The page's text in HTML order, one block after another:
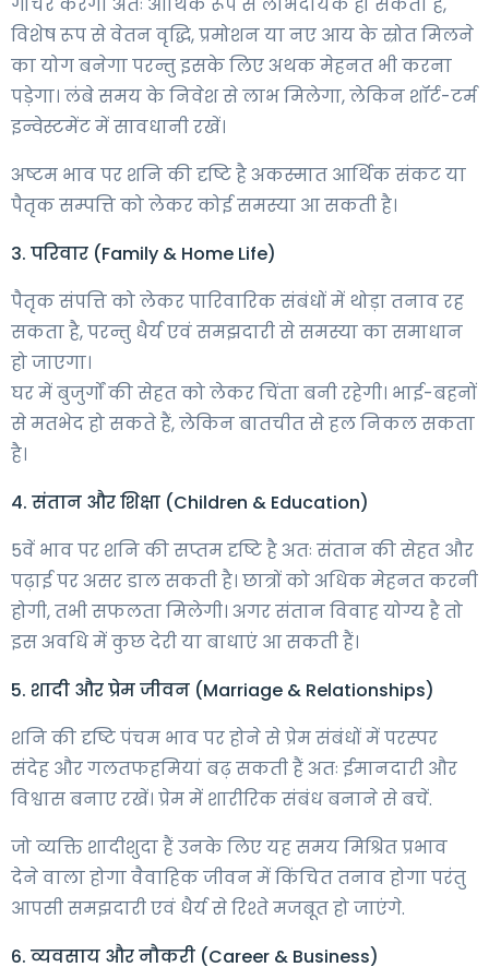
गोचर करेगा अतः आर्थिक रूप से लाभदायक हो सकता है,
विशेष रूप से वेतन वृद्धि, प्रमोशन या नए आय के स्रोत मिलने
का योग बनेगा परन्तु इसके लिए अथक मेहनत भी करना
पड़ेगा। लंबे समय के निवेश से लाभ मिलेगा, लेकिन शॉर्ट-टर्म
इन्वेस्टमेंट में सावधानी रखें।
अष्टम भाव पर शनि की दृष्टि है अकस्मात आर्थिक संकट या
पैतृक सम्पत्ति को लेकर कोई समस्या आ सकती है।
3. परिवार (Family & Home Life)
पैतृक संपत्ति को लेकर पारिवारिक संबंधों में थोड़ा तनाव रह
सकता है, परन्तु धैर्य एवं समझदारी से समस्या का समाधान
हो जाएगा।
घर में बुजुर्गों की सेहत को लेकर चिंता बनी रहेगी। भाई-बहनों
से मतभेद हो सकते हैं, लेकिन बातचीत से हल निकल सकता
है।
4. संतान और शिक्षा (Children & Education)
5वें भाव पर शनि की सप्तम दृष्टि है अतः संतान की सेहत और
पढ़ाई पर असर डाल सकती है। छात्रों को अधिक मेहनत करनी
होगी, तभी सफलता मिलेगी। अगर संतान विवाह योग्य है तो
इस अवधि में कुछ देरी या बाधाएं आ सकती हैं।
5. शादी और प्रेम जीवन (Marriage & Relationships)
शनि की दृष्टि पंचम भाव पर होने से प्रेम संबंधों में परस्पर
संदेह और गलतफहमियां बढ़ सकती हैं अतः ईमानदारी और
विश्वास बनाए रखें। प्रेम में शारीरिक संबंध बनाने से बचें.
जो व्यक्ति शादीशुदा हैं उनके लिए यह समय मिश्रित प्रभाव
देने वाला होगा वैवाहिक जीवन में किंचित तनाव होगा परंतु
आपसी समझदारी एवं धैर्य से रिश्ते मजबूत हो जाएंगे.
6. व्यवसाय और नौकरी (Career & Business)